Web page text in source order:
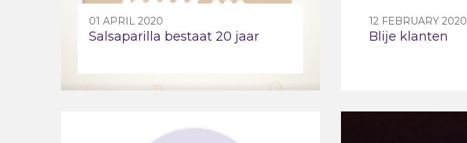
01 APRIL 2020
Salsaparilla bestaat 20 jaar
12 FEBRUARY 2020
Blije klanten